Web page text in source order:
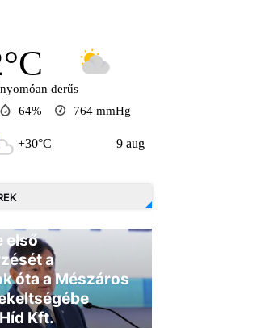
derűs
64% 764 mmHg
+30°C
első
a
óta a Mészáros
Kft.